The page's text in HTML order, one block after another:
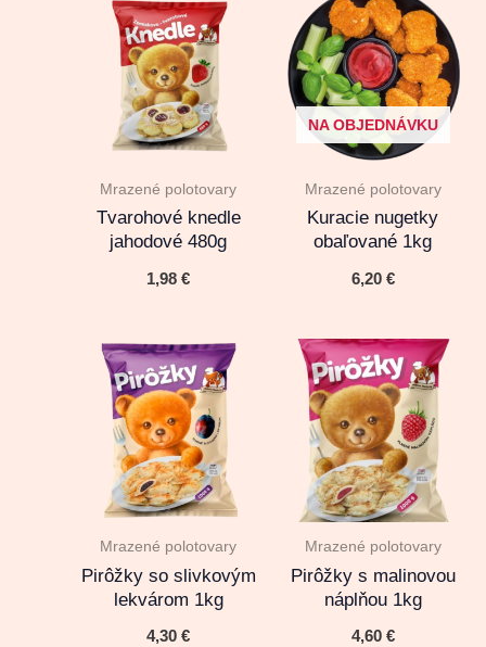
Mrazené polotovary
Tvarohové knedle
jahodové 480g
1,98€
NA OBJEDNÁVKU
Mrazené polotovary
Kuracie nugetky
obaľované 1kg
6,20 €
Mrazené polotovary
Pirôžky so slivkovým
lekvárom 1kg
4,30€
Mrazené polotovary
Pirôžky s malinovou
náplňou 1kg
4,60 €